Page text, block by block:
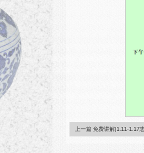
上一篇 免费讲解|1.11-1.17